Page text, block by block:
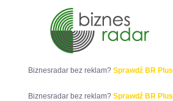
Biznesradar bez reklam? Sprawdź BR Plus
Biznesradar bez reklam? Sprawdź BR Plus